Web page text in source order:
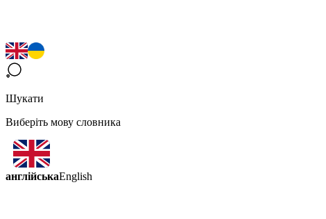
Шукати
Виберіть мову словника
англійськаEnglish